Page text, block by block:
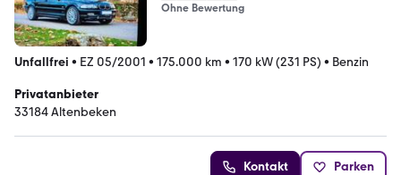
Ohne Bewertung
Unfallfrei • EZ 05/2001 • 175.000 km • 170 kW (231 PS) • Benzin
Privatanbieter
33184 Altenbeken
Kontakt Parken